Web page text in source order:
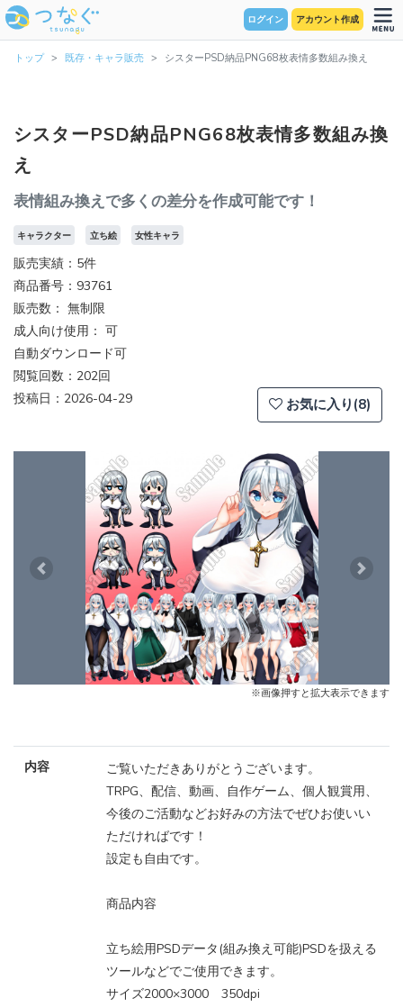
ログイン アカウント作成
トップ 既存・キャラ販売 シスターPSD納品PNG68枚表情多数組み換え
シスターPSD納品PNG68枚表情多数組み換
え
表情組み換えで多くの差分を作成可能です！
キャラクター 立ち絵 女性キャラ
販売実績：5件
商品番号：93761
販売数： 無制限
成人向け使用： 可
自動ダウンロード可
閲覧回数：202回
投稿日：2026-04-29
お気に入り(8)
Previous Next
※画像押すと拡大表示できます
内容
ご覧いただきありがとうございます。
TRPG、配信、動画、自作ゲーム、個人観賞用、
今後のご活動などお好みの方法でぜひお使いい
ただければです！
設定も自由です。
商品内容
立ち絵用PSDデータ(組み換え可能)PSDを扱える
ツールなどでご使用できます。
サイズ2000×3000 350dpi